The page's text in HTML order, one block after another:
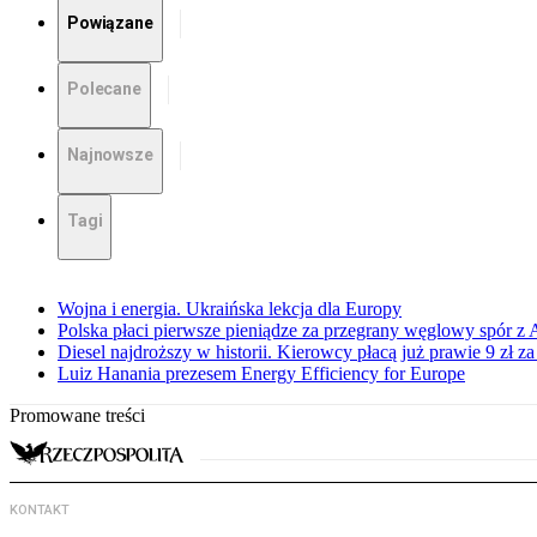
Powiązane
Polecane
Najnowsze
Tagi
Wojna i energia. Ukraińska lekcja dla Europy
Polska płaci pierwsze pieniądze za przegrany węglowy spór z
Diesel najdroższy w historii. Kierowcy płacą już prawie 9 zł
Luiz Hanania prezesem Energy Efficiency for Europe
Promowane treści
KONTAKT